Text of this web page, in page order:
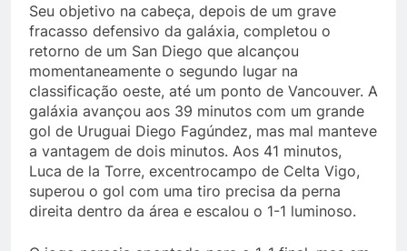
Seu objetivo na cabeça, depois de um grave
fracasso defensivo da galáxia, completou o
retorno de um San Diego que alcançou
momentaneamente o segundo lugar na
classificação oeste, até um ponto de Vancouver. A
galáxia avançou aos 39 minutos com um grande
gol de Uruguai Diego Fagúndez, mas mal manteve
a vantagem de dois minutos. Aos 41 minutos,
Luca de la Torre, excentrocampo de Celta Vigo,
superou o gol com uma tiro precisa da perna
direita dentro da área e escalou o 1-1 luminoso.